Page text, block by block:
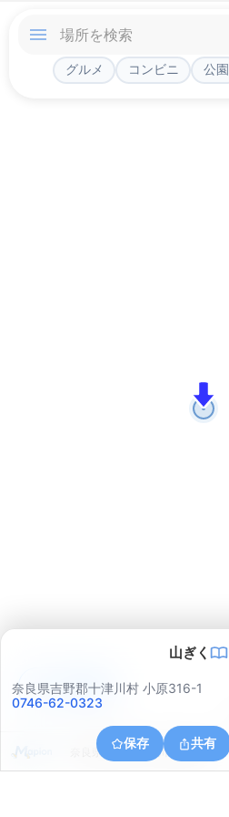
グルメ コンビニ 公園
山ぎく
奈良県吉野郡十津川村 小原316-1
0746-62-0323
保存 共有
奈良県吉野郡十津川村那知合
アプリで見る